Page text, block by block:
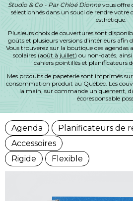
Studio & Co - Par Chloé Dionnevous offre
sélectionnés dans un souci de rendre
esthétique.
Plusieurs choix de couvertures sont
goûts et plusieurs versions d’intérieurs afin
Vous trouverez sur la boutique des agendas
scolaires (août à juillet) ou non-datés, ainsi
cahiers pointillés et planificateurs
Mes produits de papeterie sont imprimés
consommation produit au Québec. Les
la main, sur commande uniquement,
écoresponsable
Agenda Planificateurs de
Accessoires
Rigide
Flexible